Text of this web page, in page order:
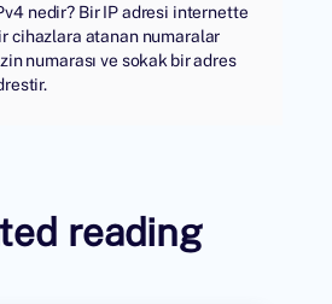
nedir? Bir IP adresi internette
cihazlara atanan numaralar
numarası ve sokak bir adres
reading